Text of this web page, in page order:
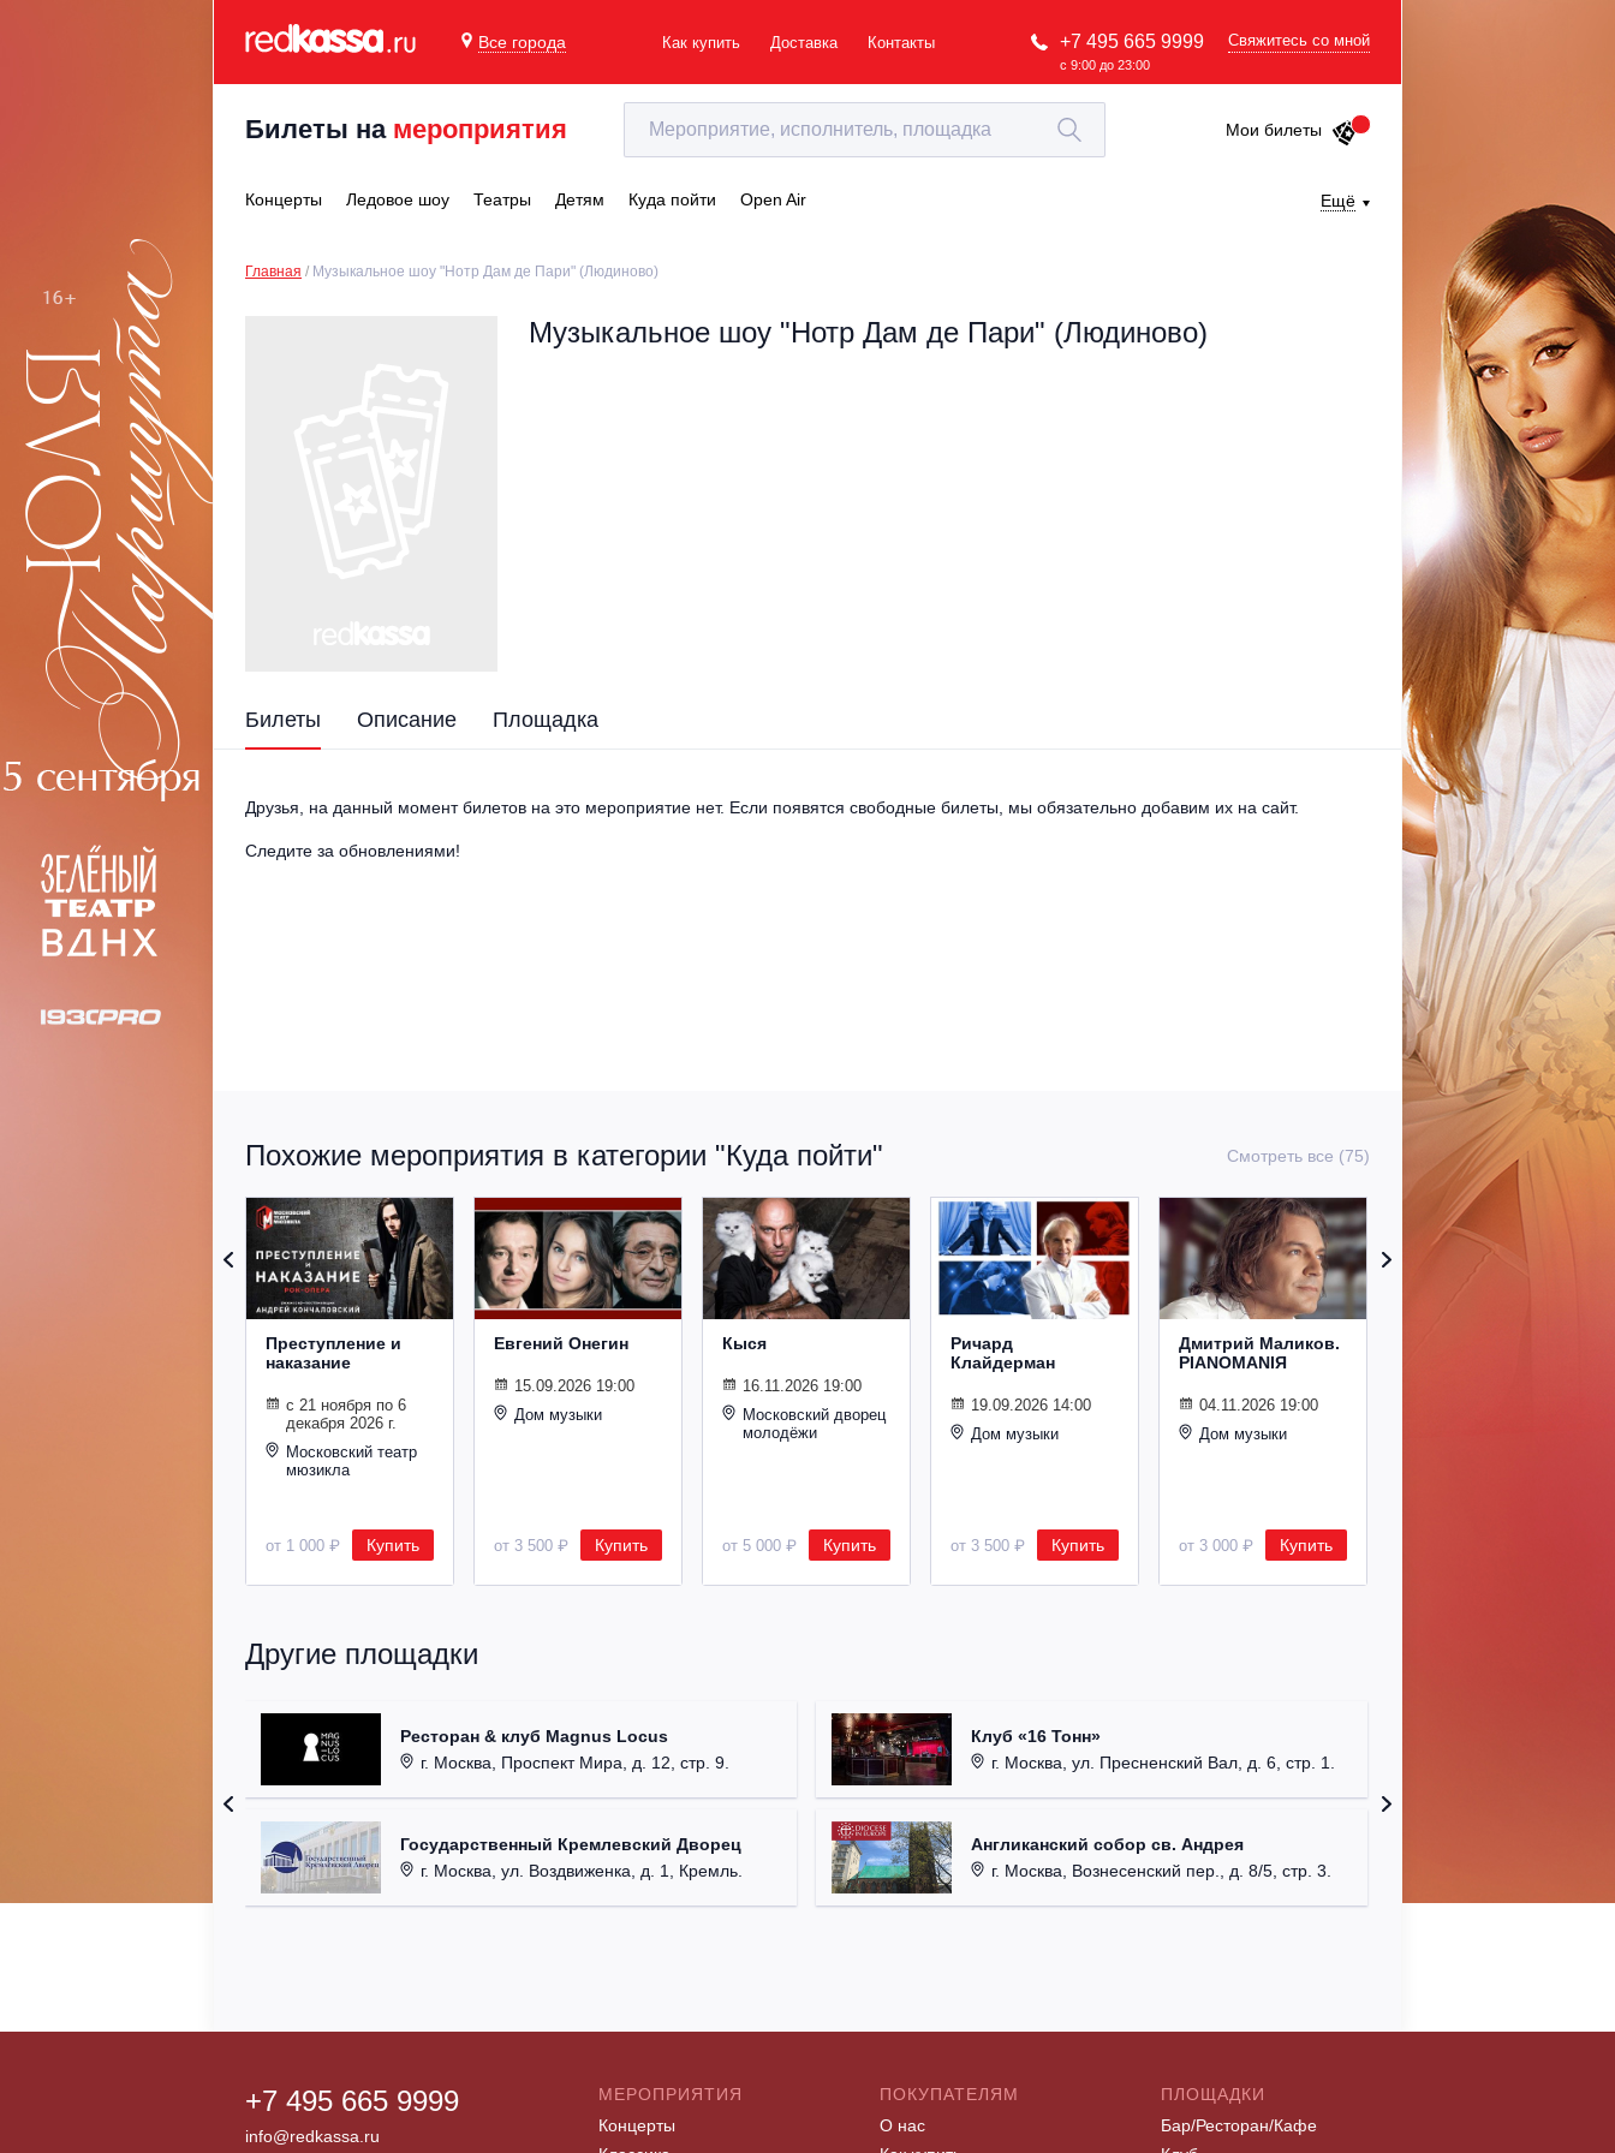
Все города Как купить Доставка Контакты +7 495 665 9999
с 9:00 до 23:00
Свяжитесь со мной
Билеты на мероприятия Мои билеты
Концерты Ледовое шоу Театры Детям Куда пойти Open Air Ещё
Главная Музыкальное шоу "Нотр Дам де Пари" (Людиново)
Музыкальное шоу "Нотр Дам де Пари" (Людиново)
Билеты Описание Площадка
Друзья, на данный момент билетов на это мероприятие нет. Если появятся свободные билеты, мы обязательно добавим их на сайт.
Следите за обновлениями!
Похожие мероприятия в категории "Куда пойти" Смотреть все (75)
Преступление и
наказание
с 21 ноября по 6
декабря 2026 г.
Московский театр
мюзикла
от 1 000 ₽ Купить
Евгений Онегин
15.09.2026 19:00
Дом музыки
от 3 500 ₽ Купить
Кыся
16.11.2026 19:00
Московский дворец
молодёжи
от 5 000 ₽ Купить
Ричард
Клайдерман
19.09.2026 14:00
Дом музыки
от 3 500 ₽ Купить
Дмитрий Маликов.
PIANOMANIЯ
04.11.2026 19:00
Дом музыки
от 3 000 ₽ Купить
Другие площадки
Ресторан & клуб Magnus Locus
г. Москва, Проспект Мира, д. 12, стр. 9.
Государственный Кремлевский Дворец
г. Москва, ул. Воздвиженка, д. 1, Кремль.
Клуб «16 Тонн»
г. Москва, ул. Пресненский Вал, д. 6, стр. 1.
Англиканский собор св. Андрея
г. Москва, Вознесенский пер., д. 8/5, стр. 3.
+7 495 665 9999
info@redkassa.ru
МЕРОПРИЯТИЯ
Концерты
ПОКУПАТЕЛЯМ
О нас
ПЛОЩАДКИ
Бар/Ресторан/Кафе